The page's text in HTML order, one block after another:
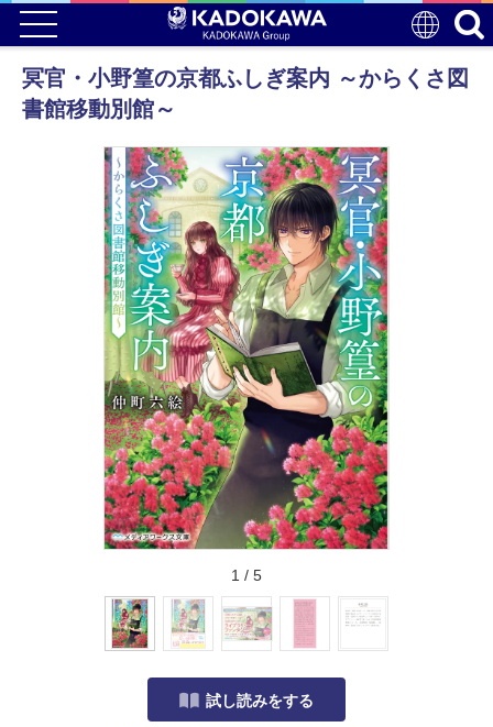
冥官・小野篁の京都ふしぎ案内 ～からくさ図
書館移動別館～
1 / 5
試し読みをする